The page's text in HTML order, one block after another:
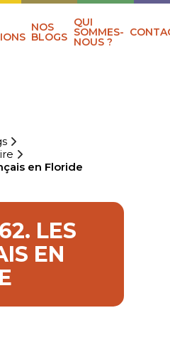
NOS
BLOGS
QUI
SOMMES-
NOUS ?
en Floride
LES
EN